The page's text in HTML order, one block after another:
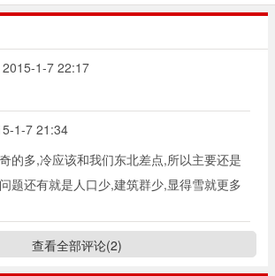
2015-1-7 22:17
1-7 21:34
的多,冷应该和我们东北差点,所以主要还是
题还有就是人口少,建筑群少,显得雪就更多
查看全部评论(2)